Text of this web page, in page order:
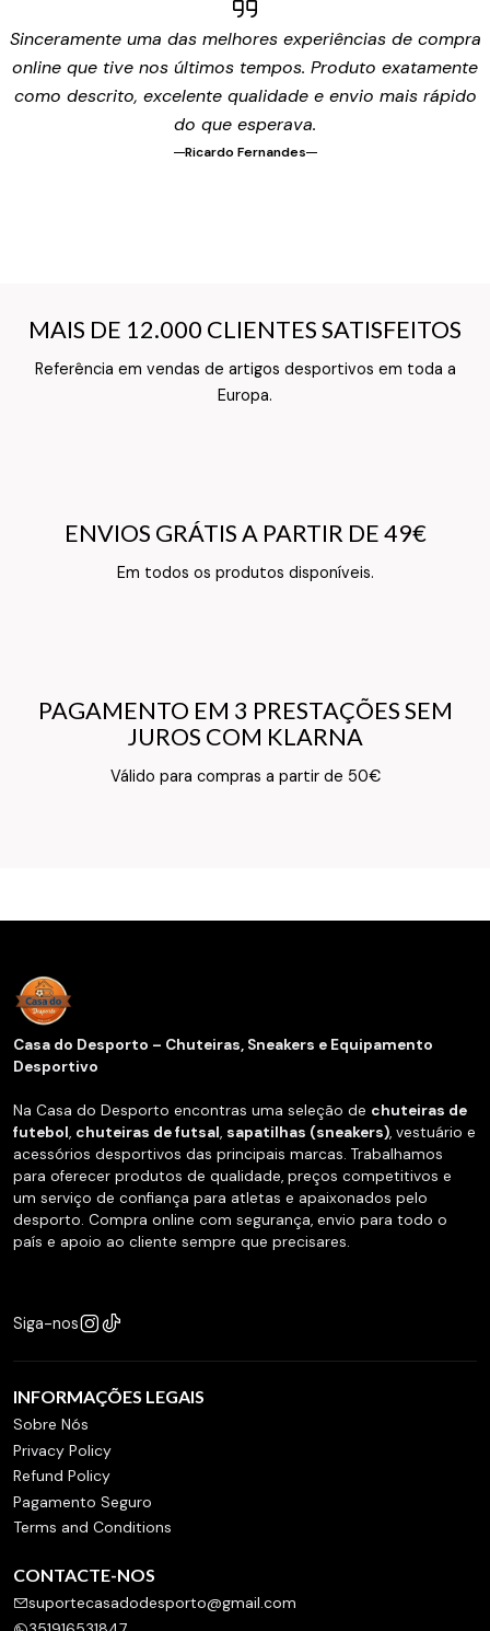
Sinceramente uma das melhores experiências de compra
online que tive nos últimos tempos. Produto exatamente
como descrito, excelente qualidade e envio mais rápido
do que esperava.
Ricardo Fernandes
MAIS DE 12.000 CLIENTES SATISFEITOS
Referência em vendas de artigos desportivos em toda a
Europa.
MAIS DE 12.000 CLIENTES SATISFEITOS
Texto do Verso do Cartão de Informação
ENVIOS GRÁTIS A PARTIR DE 49€
Em todos os produtos disponíveis.
ENVIOS GRÁTIS A PARTIR DE 49€
Texto do Verso do Cartão de Informação
PAGAMENTO EM 3 PRESTAÇÕES SEM
JUROS COM KLARNA
Válido para compras a partir de 50€
PAGAMENTO EM 3 PRESTAÇÕES SEM
JUROS COM KLARNA
Texto do Verso do Cartão de Informação
Casa do Desporto – Chuteiras, Sneakers e Equipamento
Desportivo
Na Casa do Desporto encontras uma seleção de chuteiras de
futebol, chuteiras de futsal, sapatilhas (sneakers), vestuário e
acessórios desportivos das principais marcas. Trabalhamos
para oferecer produtos de qualidade, preços competitivos e
um serviço de confiança para atletas e apaixonados pelo
desporto. Compra online com segurança, envio para todo o
país e apoio ao cliente sempre que precisares.
Siga-nos
INFORMAÇÕES LEGAIS
Sobre Nós
Privacy Policy
Refund Policy
Pagamento Seguro
Terms and Conditions
CONTACTE-NOS
suportecasadodesporto@gmail.com